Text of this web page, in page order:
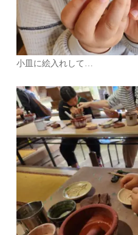
小皿に絵入れして…